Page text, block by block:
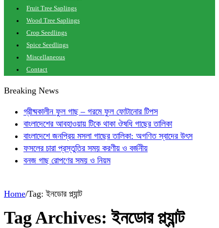
Fruit Tree Saplings
Wood Tree Saplings
Crop Seedlings
Spice Seedlings
Miscellaneous
Contact
Breaking News
গ্রীষ্মকালীন ফুল গাছ – গরমে ফুল ফোটানোর টিপস
বাংলাদেশের আবহাওয়ায় টিকে থাকা ঔষধি গাছের তালিকা
বাংলাদেশে জনপ্রিয় মসলা গাছের তালিকা: অগণিত স্বাদের উৎস
ফসলের চারা প্রস্তুতির সময় করণীয় ও বর্জনীয়
বনজ গাছ রোপণের সময় ও নিয়ম
Home/Tag:ইনডোর প্ল্যান্ট
Tag Archives:ইনডোর প্ল্যান্ট